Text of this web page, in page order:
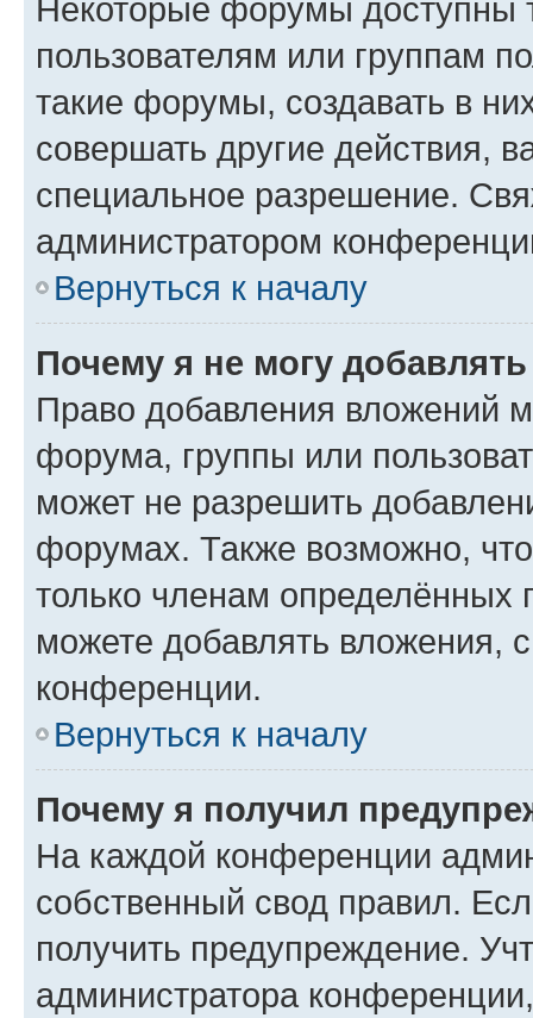
Некоторые форумы доступны
пользователям или группам
такие форумы, создавать в
совершать другие действия,
специальное разрешение.
администратором
Вернуться к началу
Почему я не могу
Право добавления вложений
форума, группы или
может не разрешить
форумах. Также возможно,
только членам определённых
можете добавлять вложения,
конференции.
Вернуться к началу
Почему я получил
На каждой конференции
собственный свод правил.
получить предупреждение.
администратора